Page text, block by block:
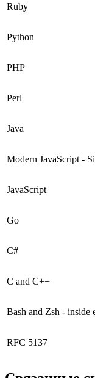
Ruby
Python
PHP
Perl
Java
Modern JavaScript -
JavaScript
Go
C#
C and C++
Bash and Zsh - inside
RFC 5137